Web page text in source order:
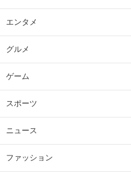
エンタメ
グルメ
ゲーム
スポーツ
ニュース
ファッション